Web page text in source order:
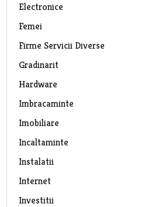
Electronice
Femei
Firme Servicii Diverse
Gradinarit
Hardware
Imbracaminte
Imobiliare
Incaltaminte
Instalatii
Internet
Investitii